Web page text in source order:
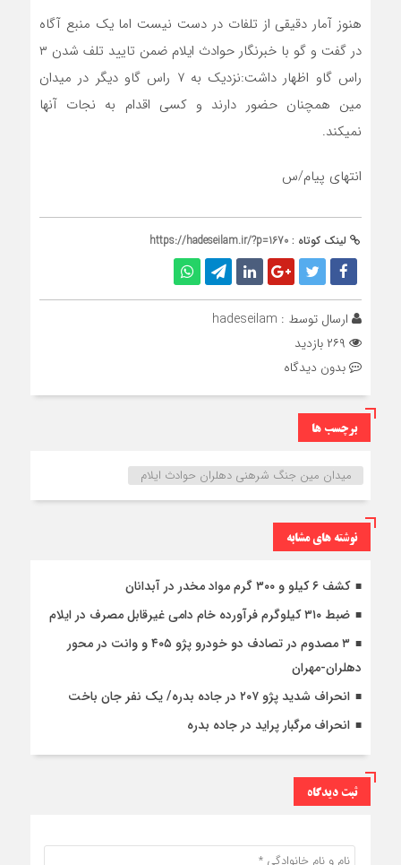
هنوز آمار دقیقی از تلفات در دست نیست اما یک منبع آگاه
در گفت و گو با خبرنگار حوادث ایلام ضمن تایید تلف شدن ۳
راس گاو اظهار داشت:نزدیک به ۷ راس گاو دیگر در میدان
مین همچنان حضور دارند و کسی اقدام به نجات آنها
نمیکند.
انتهای پیام/س
لینک کوتاه : https://hadeseilam.ir/?p=1670
ارسال توسط : hadeseilam
بدون دیدگاه
برچسب ها
میدان مین جنگ شرهنی دهلران حوادث ایلام
نوشته های مشابه
کشف ۶ کیلو و ۳۰۰ گرم مواد مخدر در آبدانان
ضبط ۳۱۰ کیلوگرم فرآورده خام دامی غیرقابل مصرف در ایلام
۳ مصدوم در تصادف دو خودرو پژو ۴۰۵ و وانت در محور
دهلران-مهران
انحراف شدید پژو ۲۰۷ در جاده بدره/ یک نفر جان باخت
انحراف مرگبار پراید در جاده بدره
ثبت دیدگاه